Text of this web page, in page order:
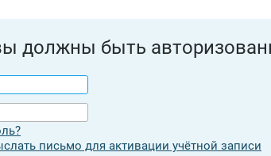
должны быть
письмо для активации учётной записи